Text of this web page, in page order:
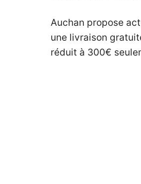
Auchan propose
une livraison
réduit à 300€